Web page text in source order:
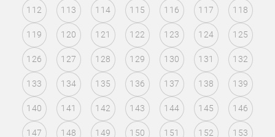
112 113 114 115 116 117 118
119 120 121 122 123 124 125
126 127 128 129 130 131 132
133 134 135 136 137 138 139
140 141 142 143 144 145 146
147 148 149 150 151 152 153